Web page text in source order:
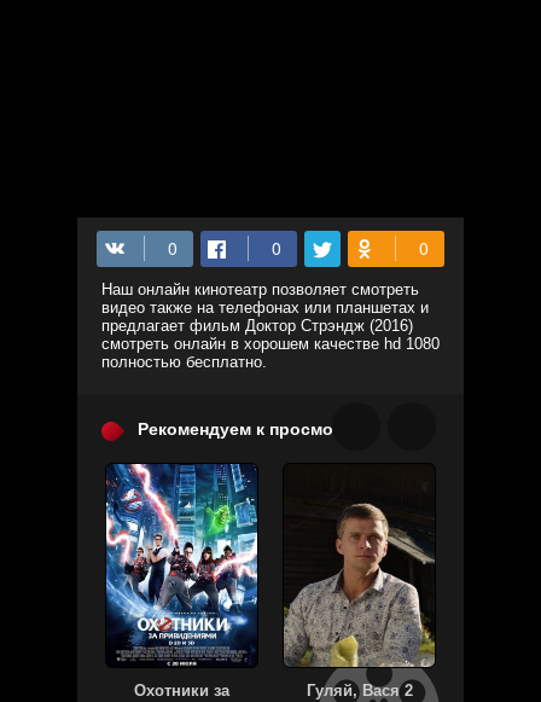
Наш онлайн кинотеатр позволяет смотреть
видео также на телефонах или планшетах и
предлагает фильм Доктор Стрэндж (2016)
смотреть онлайн в хорошем качестве hd 1080
полностью бесплатно.
Рекомендуем к просмотру:
Охотники за
Гуляй, Вася 2